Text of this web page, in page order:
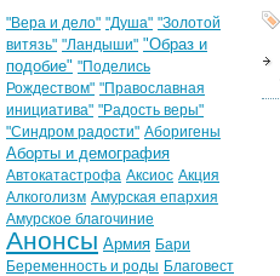
"Вера и дело" "Душа" "Золотой
витязь" "Ландыши" "Образ и
подобие" "Поделись
Рождеством" "Православная
инициатива" "Радость веры"
"Синдром радости" Аборигены
Аборты и демография
Автокатастрофа Аксиос Акция
Алкоголизм Амурская епархия
Амурское благочиние
Анонсы Армия Бари
Беременность и роды Благовест